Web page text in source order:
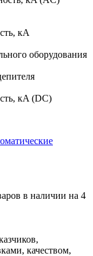
кA
оборудования
кA (DC)
в наличии на 4
качеством,